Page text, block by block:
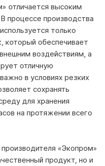
отличается высоким
процессе производства
только
который обеспечивает
воздействиям, а
отличную
в условиях резких
сохранять
для хранения
на протяжении всего
«Экопром»
продукт, но и